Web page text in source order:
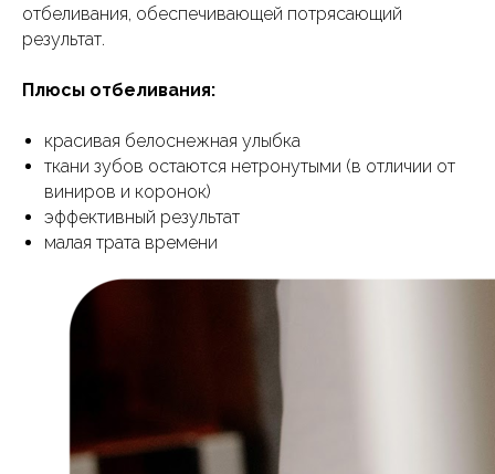
отбеливания, обеспечивающей потрясающий
результат.
Плюсы отбеливания:
красивая белоснежная улыбка
ткани зубов остаются нетронутыми (в отличии от
виниров и коронок)
эффективный результат
малая трата времени